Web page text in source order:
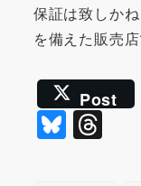
保証は致しか
を備えた販売
Post
Bl
u
T